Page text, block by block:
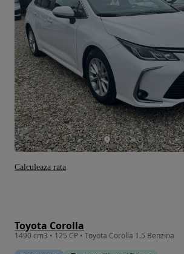
Toyota Corolla
1490 cm3 • 125 CP • Toyota Corolla 1.5 Benzina
Calculeaza rata